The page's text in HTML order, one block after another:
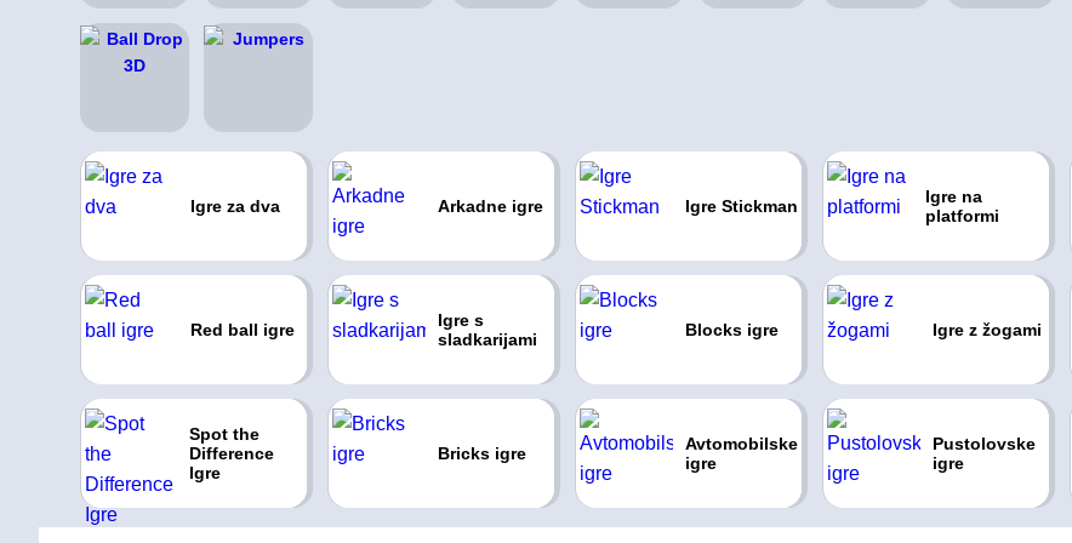
Igre za dva Arkadne igre Igre Stickman
Igre na
platformi
Red ball igre
Igre s
sladkarijami
Blocks igre Igre z žogami
Spot the
Difference
Igre
Bricks igre
Avtomobilske
igre
Pustolovske
igre